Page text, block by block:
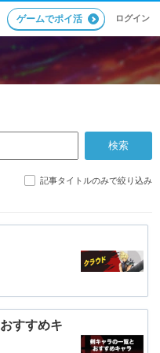
ゲームでポイ活 ログイン
記事タイトルのみで絞り込み
すすめキ